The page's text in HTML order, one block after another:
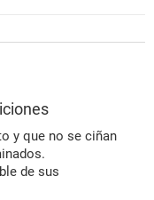
y que no se ciñan
de sus